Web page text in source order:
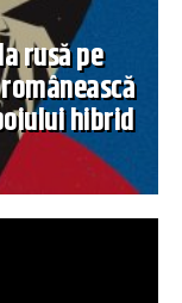
rusă pe
hibrid